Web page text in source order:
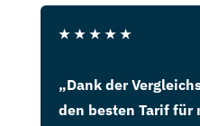
★ ★ ★ ★ ★
„Dank der
den besten Tarif für